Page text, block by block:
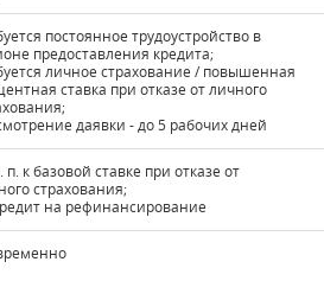
постоянное трудоустройство в
предоставления кредита;
личное страхование / повышенная
ставка при отказе от личного
даявки - до 5 рабочих дней
п. к базовой ставке при отказе от
страхования;
на рефинансирование